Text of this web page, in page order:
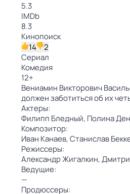
5.3
IMDb
8.3
Кинопоиск
14
2
Сериал
Комедия
12+
Вениамин Викторович
должен заботиться об их
Актеры:
Филипп Бледный, Полина
Композитор:
Иван Канаев,Станислав
Режиссеры:
Александр Жигалкин,
Ведущие:
—
Продюссеры: